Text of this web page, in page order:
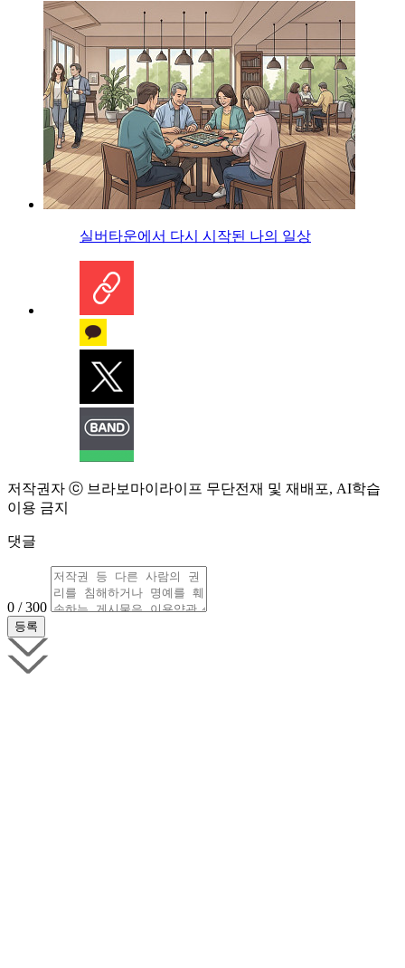
실버타운에서 다시 시작된 나의 일상
저작권자 ⓒ 브라보마이라이프 무단전재 및 재배포, AI학습
이용 금지
댓글
0 / 300